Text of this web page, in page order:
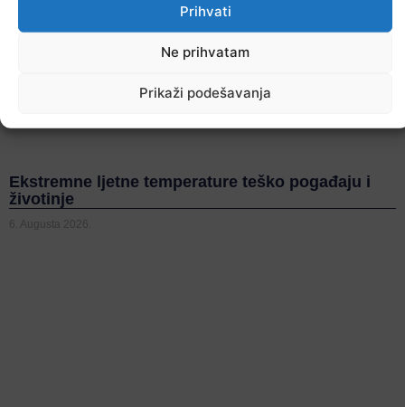
Prihvati
Ne prihvatam
Prikaži podešavanja
Ekstremne ljetne temperature teško pogađaju i
životinje
6. Augusta 2026.